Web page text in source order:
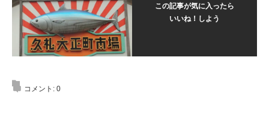
この記事が気に入ったら
いいね！しよう
コメント: 0